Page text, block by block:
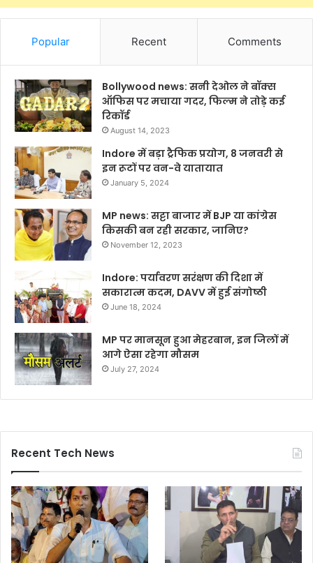
Popular Recent Comments
Bollywood news: सनी देओल ने बॉक्स
ऑफिस पर मचाया गदर, फिल्म ने तोड़े कई
रिकॉर्ड
August 14, 2023
Indore में बड़ा ट्रैफिक प्रयोग, 8 जनवरी से
इन रूटों पर वन-वे यातायात
January 5, 2024
MP news: सट्टा बाजार में BJP या कांग्रेस
किसकी बन रही सरकार, जानिए?
November 12, 2023
Indore: पर्यावरण सरंक्षण की दिशा में
सकारात्म कदम, DAVV में हुई संगोष्ठी
June 18, 2024
MP पर मानसून हुआ मेहरबान, इन जिलों में
आगे ऐसा रहेगा मौसम
July 27, 2024
Recent Tech News